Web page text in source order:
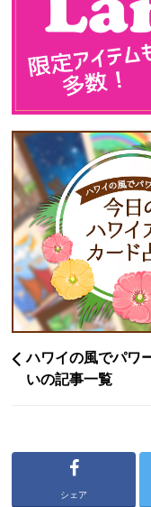
ハワイの風でパワ
いの記事一覧
シェア